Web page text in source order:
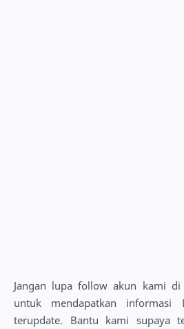
Jangan lupa follow akun kami di
untuk mendapatkan informasi
terupdate. Bantu kami supaya